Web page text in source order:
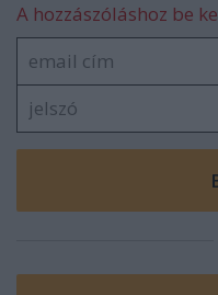
A hozzászóláshoz be